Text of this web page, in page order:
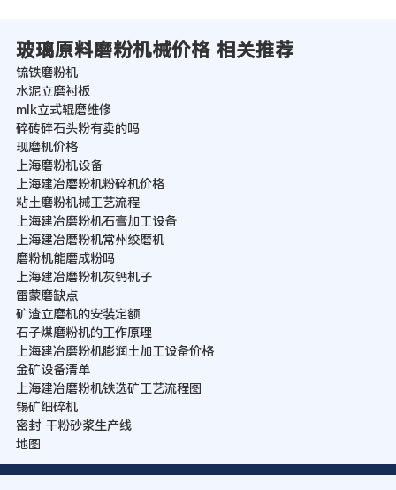
玻璃原料磨粉机械价格 相关推荐
锍铁磨粉机
水泥立磨衬板
mlk立式辊磨维修
碎砖碎石头粉有卖的吗
现磨机价格
上海磨粉机设备
上海建冶磨粉机粉碎机价格
粘土磨粉机械工艺流程
上海建冶磨粉机石膏加工设备
上海建冶磨粉机常州绞磨机
磨粉机能磨成粉吗
上海建冶磨粉机灰钙机子
雷蒙磨缺点
矿渣立磨机的安装定额
石子煤磨粉机的工作原理
上海建冶磨粉机膨润土加工设备价格
金矿设备清单
上海建冶磨粉机铁选矿工艺流程图
锡矿细碎机
密封 干粉砂浆生产线
地图